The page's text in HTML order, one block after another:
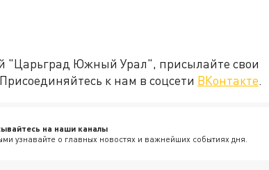
"Царьград Южный Урал", присылайте свои
Присоединяйтесь к нам в соцсети ВКонтакте.
на наши каналы
узнавайте о главных новостях и важнейших событиях дня.